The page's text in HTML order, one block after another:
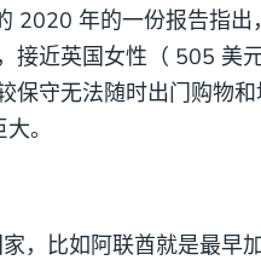
2020 年的一份报告指出
近英国女性（ 505 美元
保守无法随时出门购物
。
，比如阿联酋就是最早